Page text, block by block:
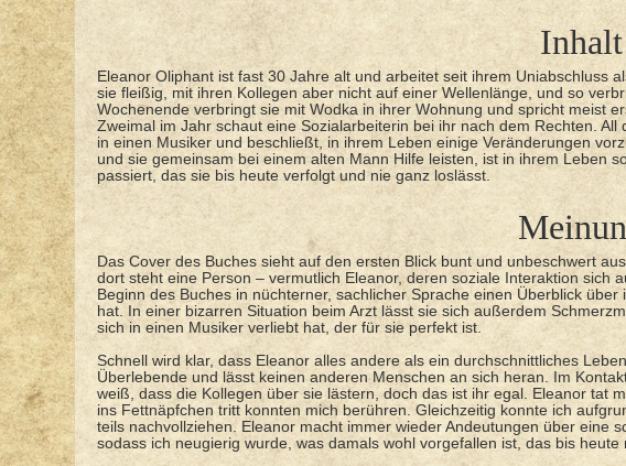
Inhalt
Eleanor Oliphant ist fast 30 Jahre alt und arbeitet seit ihrem Uniabschluss
sie fleißig, mit ihren Kollegen aber nicht auf einer Wellenlänge, und so
Wochenende verbringt sie mit Wodka in ihrer Wohnung und spricht meist
Zweimal im Jahr schaut eine Sozialarbeiterin bei ihr nach dem Rechten.
in einen Musiker und beschließt, in ihrem Leben einige Veränderungen
und sie gemeinsam bei einem alten Mann Hilfe leisten, ist in ihrem Leben
passiert, das sie bis heute verfolgt und nie ganz loslässt.
Das Cover des Buches sieht auf den ersten Blick bunt und unbeschwert
dort steht eine Person – vermutlich Eleanor, deren soziale Interaktion sich
Beginn des Buches in nüchterner, sachlicher Sprache einen Überblick
hat. In einer bizarren Situation beim Arzt lässt sie sich außerdem
sich in einen Musiker verliebt hat, der für sie perfekt ist.
Schnell wird klar, dass Eleanor alles andere als ein durchschnittliches
Überlebende und lässt keinen anderen Menschen an sich heran. Im
weiß, dass die Kollegen über sie lästern, doch das ist ihr egal. Eleanor tat
ins Fettnäpfchen tritt konnten mich berühren. Gleichzeitig konnte ich
teils nachvollziehen. Eleanor macht immer wieder Andeutungen über eine
sodass ich neugierig wurde, was damals wohl vorgefallen ist, das bis heute